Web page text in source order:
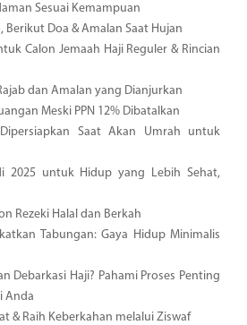
Sesuai Kemampuan
Berikut Doa & Amalan Saat Hujan
Calon Jemaah Haji Reguler & Rincian
dan Amalan yang Dianjurkan
Meski PPN 12% Dibatalkan
Saat Akan Umrah untuk
2025 untuk Hidup yang Lebih Sehat,
Rezeki Halal dan Berkah
Tabungan: Gaya Hidup Minimalis
Debarkasi Haji? Pahami Proses Penting
Anda
& Raih Keberkahan melalui Ziswaf